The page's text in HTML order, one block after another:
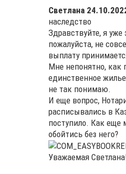
Светлана
наследство
Здравствуйте, я
пожалуйста, не
выплату
Мне непонятно, как
единственное
не так понимаю.
И еще вопрос,
расписывались в
поступило. Как еще
обойтись без него?
Уважаемая